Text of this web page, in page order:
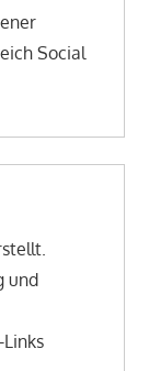
Social
und